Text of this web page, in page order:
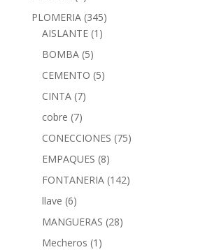
PLOMERIA (345)
AISLANTE (1)
BOMBA (5)
CEMENTO (5)
CINTA (7)
cobre (7)
CONECCIONES (75)
EMPAQUES (8)
FONTANERIA (142)
llave (6)
MANGUERAS (28)
Mecheros (1)